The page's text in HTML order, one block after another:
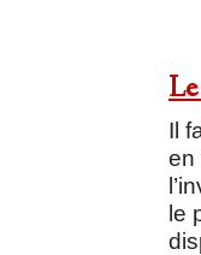
Il
en
le